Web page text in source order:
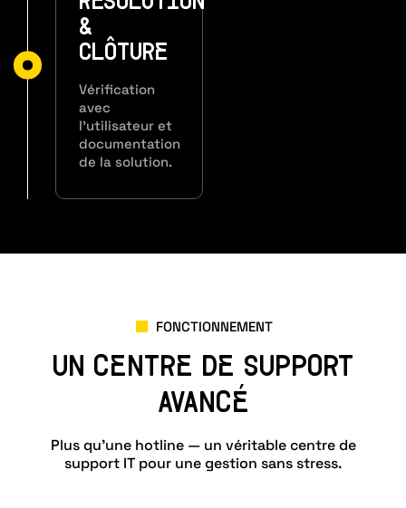
&
CLÔTURE
Vérification
avec
l’utilisateur et
documentation
de la solution.
FONCTIONNEMENT
UN CENTRE DE SUPPORT
AVANCÉ
Plus qu’une hotline — un véritable centre de
support IT pour une gestion sans stress.